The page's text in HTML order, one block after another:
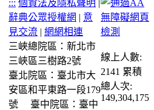
::: 個資法及隱私聲明 |
辭典公眾授權網 | 意
見交流 | 網網相連
三峽總院區：新北市
三峽區三樹路2號
臺北院區：臺北市大
安區和平東路一段179
號
臺中院區：臺中
線上人數:
2141 累積
總人次:
149,304,175